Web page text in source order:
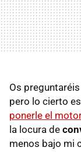
Os
pero lo cierto
ponerle el
la locura de
menos bajo mi